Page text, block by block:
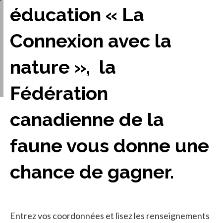
éducation « La
Connexion avec la
nature », la
Fédération
canadienne de la
faune vous donne une
chance de gagner.
Entrez vos coordonnées et lisez les renseignements